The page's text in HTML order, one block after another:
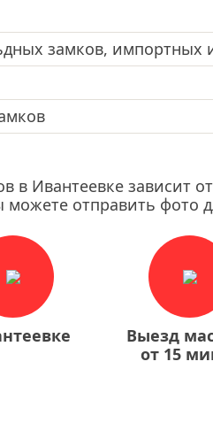
замков, импортных
в Ивантеевке зависит
можете отправить
Выезд
от 15